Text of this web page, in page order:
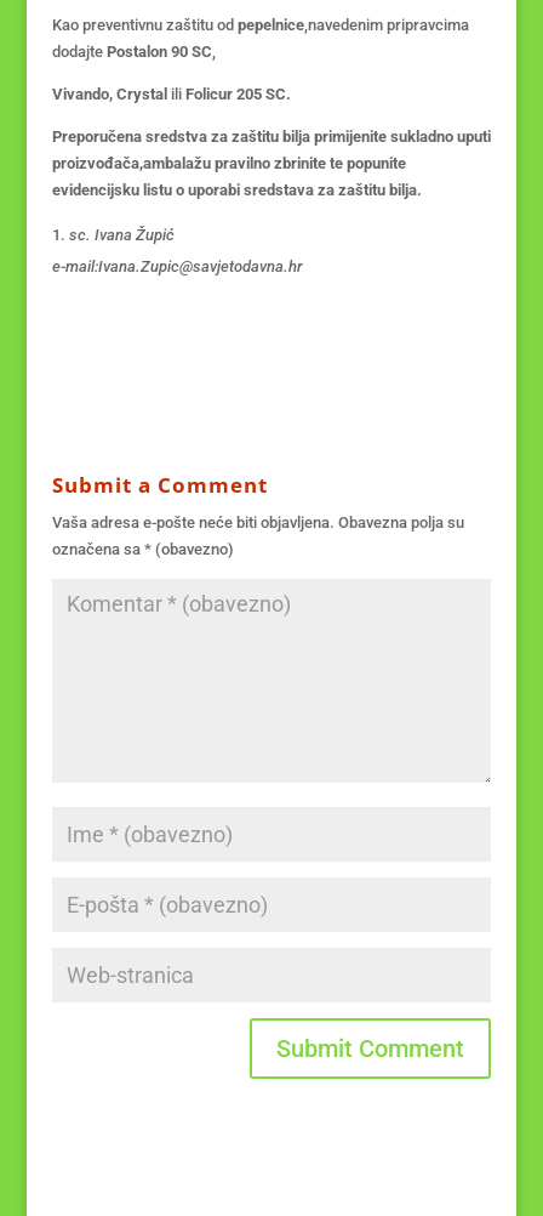
Kao preventivnu zaštitu od pepelnice,navedenim pripravcima
dodajte Postalon 90 SC,
Vivando, Crystal ili Folicur 205 SC.
Preporučena sredstva za zaštitu bilja primijenite sukladno uputi
proizvođača,ambalažu pravilno zbrinite te popunite
evidencijsku listu o uporabi sredstava za zaštitu bilja.
sc. Ivana Župić
e-mail:Ivana.Zupic@savjetodavna.hr
Submit a Comment
Vaša adresa e-pošte neće biti objavljena. Obavezna polja su
označena sa * (obavezno)